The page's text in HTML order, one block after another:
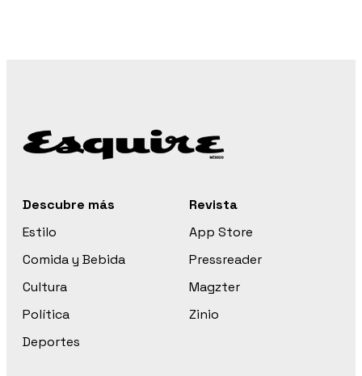
Descubre más
Estilo
Comida y Bebida
Cultura
Política
Deportes
Revista
App Store
Pressreader
Magzter
Zinio